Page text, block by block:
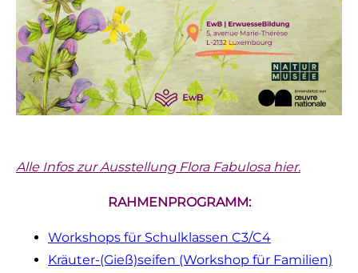
Alle Infos zur Ausstellung Flora Fabulosa hier.
RAHMENPROGRAMM:
Workshops für Schulklassen C3/C4
Kräuter-(Gieß)seifen (Workshop für Familien)